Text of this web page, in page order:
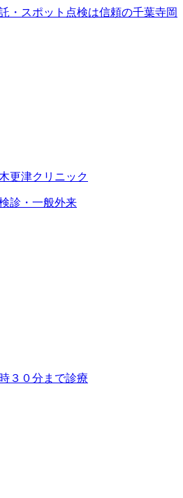
・スポット点検は信頼の千葉寺岡
更津クリニック
診・一般外来
３０分まで診療